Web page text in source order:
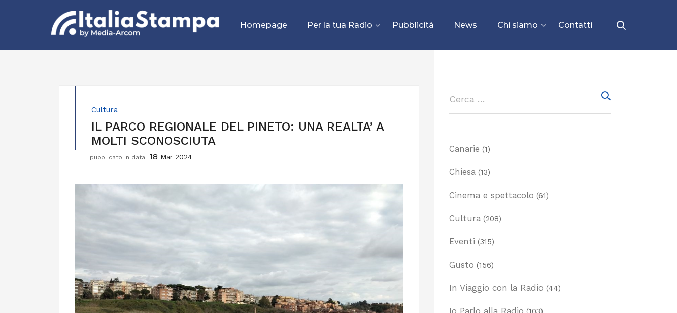
Homepage Per la tua Radio Pubblicità News Chi siamo Contatti
Cultura
IL PARCO REGIONALE DEL PINETO: UNA REALTA’ A
MOLTI SCONOSCIUTA
pubblicato in data 18 Mar 2024
Canarie (1)
Chiesa (13)
Cinema e spettacolo (61)
Cultura (208)
Eventi (315)
Gusto (156)
In Viaggio con la Radio (44)
Io Parlo alla Radio